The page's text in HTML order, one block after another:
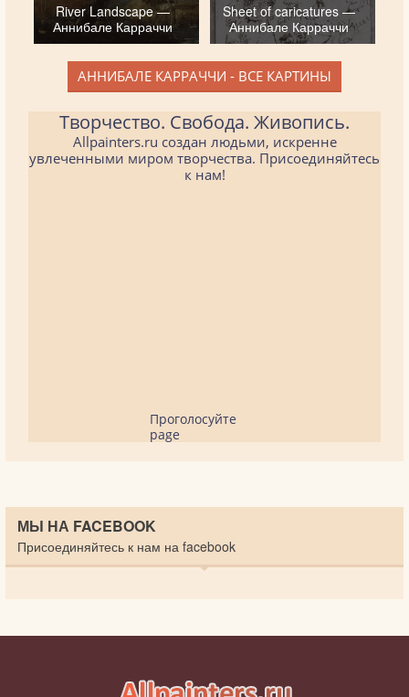
River Landscape —
Аннибале Карраччи
Sheet of caricatures —
Аннибале Карраччи
АННИБАЛЕ КАРРАЧЧИ - ВСЕ КАРТИНЫ
Творчество. Свобода. Живопись.
Allpainters.ru создан людьми, искренне
увлеченными миром творчества. Присоединяйтесь
к нам!
Проголосуйте
page
МЫ НА FACEBOOK
Присоединяйтесь к нам на facebook